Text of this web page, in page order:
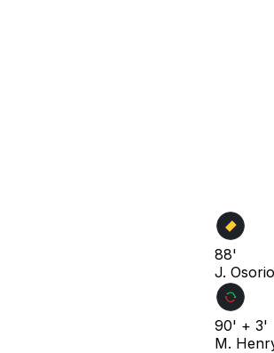
88'
J. Osorio
90' + 3'
M.